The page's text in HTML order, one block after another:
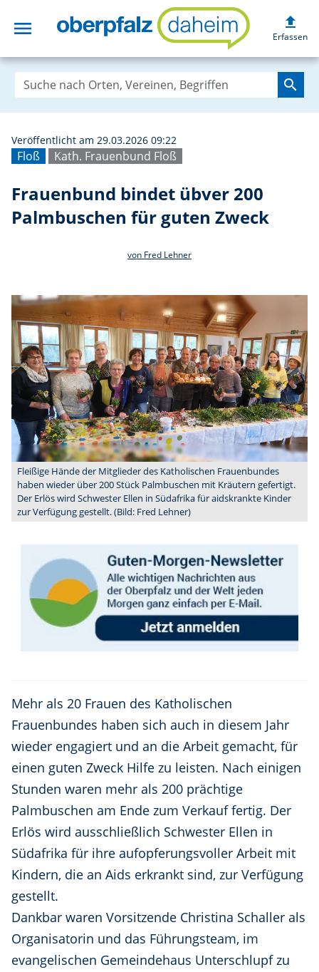
menu Frauenbund
upload
Erfassen
search
Floß Kath. Frauenbund Floß
Veröffentlicht am 29.03.2026 09:22
Frauenbund bindet übver 200
Palmbuschen für guten Zweck
von Fred Lehner
Fleißige Hände der Mitglieder des Katholischen Frauenbundes
haben wieder über 200 Stück Palmbuschen mit Kräutern gefertigt.
Der Erlös wird Schwester Ellen in Südafrika für aidskrankte Kinder
zur Verfügung gestellt. (Bild: Fred Lehner)
Mehr als 20 Frauen des Katholischen
Frauenbundes haben sich auch in diesem Jahr
wieder engagiert und an die Arbeit gemacht, für
einen guten Zweck Hilfe zu leisten. Nach einigen
Stunden waren mehr als 200 prächtige
Palmbuschen am Ende zum Verkauf fertig. Der
Erlös wird ausschließlich Schwester Ellen in
Südafrika für ihre aufopferungsvoller Arbeit mit
Kindern, die an Aids erkrankt sind, zur Verfügung
gestellt.
Dankbar waren Vorsitzende Christina Schaller als
Organisatorin und das Führungsteam, im
evangelischen Gemeindehaus Unterschlupf zu